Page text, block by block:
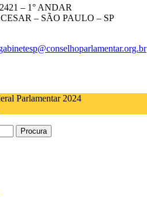
– 1° ANDAR
– SÃO PAULO – SP
Parlamentar 2024
Procura